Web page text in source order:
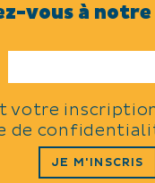
vous à
votre
de
JE M'INSCRIS